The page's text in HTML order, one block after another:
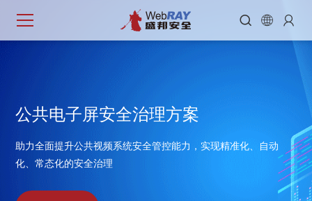
  
公共电子屏安全治理方案
助力全面提升公共视频系统安全管控能力，实现精准化、自动
化、常态化的安全治理